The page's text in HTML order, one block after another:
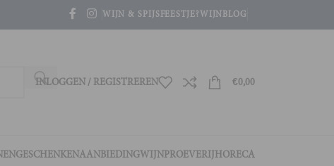
WIJN & SPIJS FEESTJE?WIJNBLOG
INLOGGEN / REGISTREREN €0,00
GESCHENKENAANBIEDINGWIJNPROEVERIJHORECA